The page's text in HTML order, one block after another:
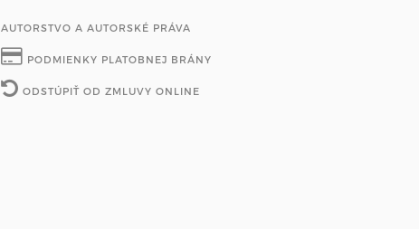
AUTORSTVO A AUTORSKÉ PRÁVA
PODMIENKY PLATOBNEJ BRÁNY
ODSTÚPIŤ OD ZMLUVY ONLINE